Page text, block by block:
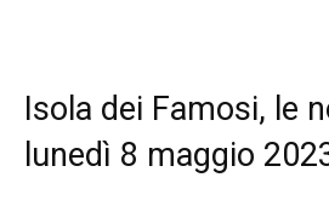
Isola dei Famosi, le
lunedì 8 maggio